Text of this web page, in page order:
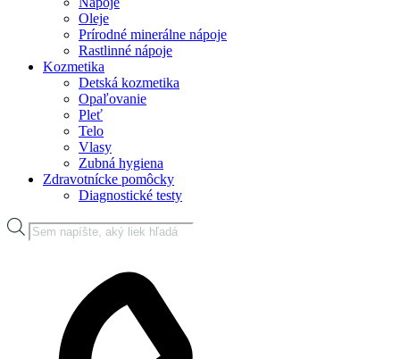
Oleje
Prírodné minerálne nápoje
Rastlinné nápoje
Kozmetika
Detská kozmetika
Opaľovanie
Pleť
Telo
Vlasy
Zubná hygiena
Zdravotnícke pomôcky
Diagnostické testy
Products
search